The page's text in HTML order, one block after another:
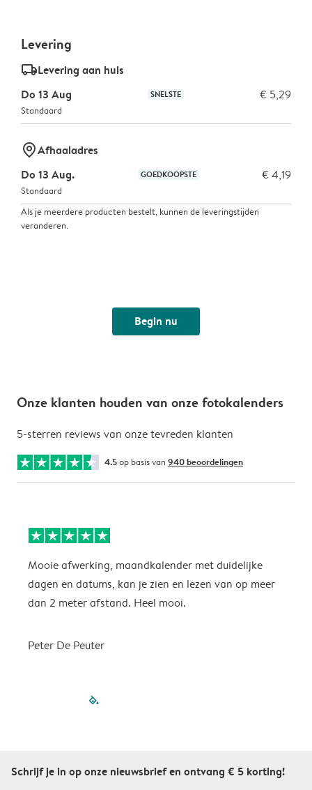
Levering
delivery_standard_v2Levering aan huis
Do 13 Aug
SNELSTE € 5,29
Standaard
marker-pinAfhaaladres
Do 13 Aug.
GOEDKOOPSTE € 4,19
Standaard
Als je meerdere producten bestelt, kunnen de leveringstijden
veranderen.
Begin nu
Onze klanten houden van onze fotokalenders
5-sterren reviews van onze tevreden klanten
4.5op basis van 940 beoordelingen
Mooie afwerking, maandkalender met duidelijke
dagen en datums, kan je zien en lezen van op meer
dan 2 meter afstand. Heel mooi.
Peter De Peuter
filled-pagination
Schrijf je in op onze nieuwsbrief en ontvang € 5 korting!